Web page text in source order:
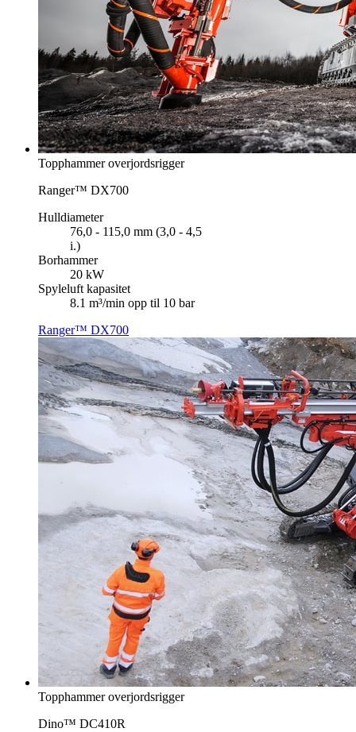
Topphammer overjordsrigger
Ranger™ DX700
Hulldiameter
76,0 - 115,0 mm (3,0 - 4,5
i.)
Borhammer
20 kW
Spyleluft kapasitet
8.1 m³/min opp til 10 bar
Ranger™ DX700
Topphammer overjordsrigger
Dino™ DC410R